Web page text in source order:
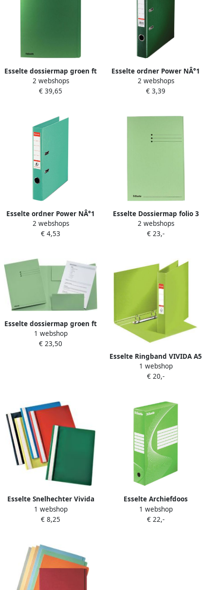
Esselte dossiermap groen ft
folio
2 webshops
€ 39,65
Esselte ordner Power NÂ°1
groen rug van 5 cm
2 webshops
€ 3,39
Esselte ordner Power NÂ°1
lichtgroen rug van 5 cm
2 webshops
€ 4,53
Esselte Dossiermap folio 3
kleppen manilla 275gr
groen
2 webshops
€ 23,-
Esselte dossiermap groen ft
A4
1 webshop
€ 23,50
Esselte Ringband VIVIDA A5
2-rings O-mechaniek 25mm
PP Groen
1 webshop
€ 20,-
Esselte Snelhechter Vivida
A4 PP groen
1 webshop
€ 8,25
Esselte Archiefdoos
Boxycolor 80mm groen
1 webshop
€ 22,-